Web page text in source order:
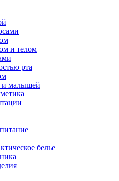
и телом
рта
и малышей
белье